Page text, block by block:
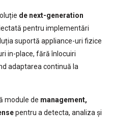
de next-generation
pentru implementări
suportă appliance-uri fizice
in-place, fără înlocuiri
adaptarea continuă la
module de management,
pentru a detecta, analiza și